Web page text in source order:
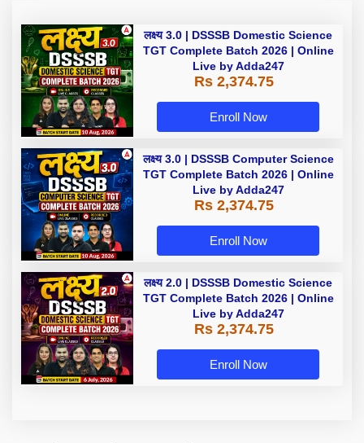
लक्ष्य 3.0 | DSSSB Domestic Science
TGT Complete Batch 2026 | Online
Live by Adda247
Rs 2,374.75
Enroll Now
लक्ष्य 3.0 | DSSSB Computer Science
TGT Complete Batch 2026 | Online
Live by Adda247
Rs 2,374.75
Enroll Now
लक्ष्य 2.0 | DSSSB Domestic Science
TGT Complete Batch 2026 | Online
Live by Adda247
Rs 2,374.75
Enroll Now